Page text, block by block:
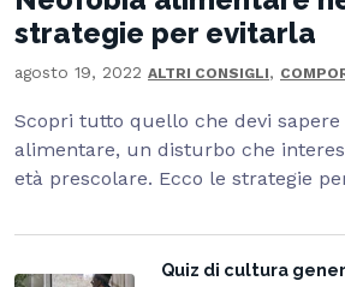
strategie per evitarla
agosto 19, 2022 ALTRI CONSIGLI,
Scopri tutto quello che devi
alimentare, un disturbo che
età prescolare. Ecco le strategie
Quiz di cultura